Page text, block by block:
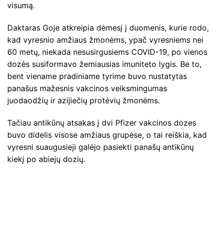
visumą.
Daktaras Goje atkreipia dėmesį į duomenis, kurie rodo,
kad vyresnio amžiaus žmonėms, ypač vyresniems nei
60 metų, niekada nesusirgusiems COVID-19, po vienos
dozės susiformavo žemiausias imuniteto lygis. Be to,
bent viename pradiniame tyrime buvo nustatytas
panašus mažesnis vakcinos veiksmingumas
juodaodžių ir azijiečių protėvių žmonėms.
Tačiau antikūnų atsakas į dvi Pfizer vakcinos dozes
buvo didelis visose amžiaus grupėse, o tai reiškia, kad
vyresni suaugusieji galėjo pasiekti panašų antikūnų
kiekį po abiejų dozių.